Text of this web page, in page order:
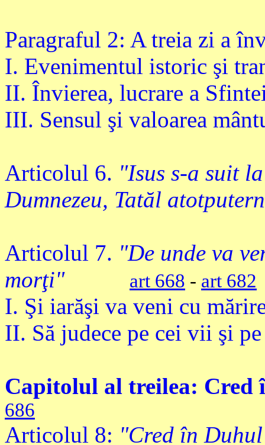
Paragraful 2: A treia zi a
I. Evenimentul istoric şi
II. Învierea, lucrare a
III. Sensul şi valoarea
Articolul 6. "Isus s-a suit
Dumnezeu, Tatăl
Articolul 7. "De unde va
morţi"
art 668 - art 682
I. Şi iarăşi va veni cu
II. Să judece pe cei vii şi
Capitolul al treilea: Cred
686
Articolul 8: "Cred în